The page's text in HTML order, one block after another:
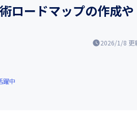
ロードマップの作成や
2026/1/8 更
躍中